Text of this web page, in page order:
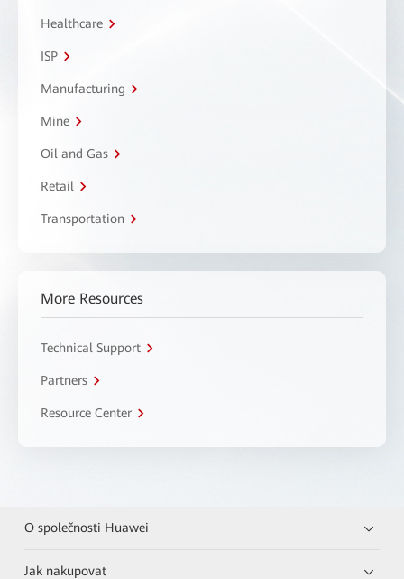
Healthcare
ISP
Manufacturing
Mine
Oil and Gas
Retail
Transportation
More Resources
Technical Support
Partners
Resource Center
O společnosti Huawei
Jak nakupovat